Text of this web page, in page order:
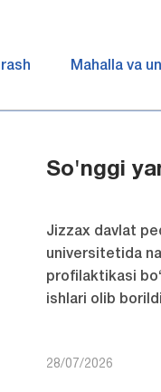
Mahalla va
So'nggi
Jizzax davlat
universitetida
profilaktikasi
ishlari olib borildi
28/07/2026